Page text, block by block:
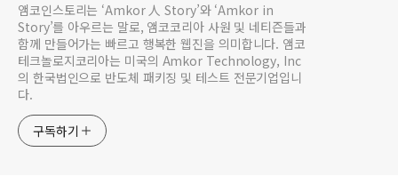
앰코인스토리는 ‘Amkor 人 Story’와 ‘Amkor in
Story’를 아우르는 말로, 앰코코리아 사원 및 네티즌들과
함께 만들어가는 빠르고 행복한 웹진을 의미합니다. 앰코
테크놀로지코리아는 미국의 Amkor Technology, Inc
의 한국법인으로 반도체 패키징 및 테스트 전문기업입니
다.
구독하기